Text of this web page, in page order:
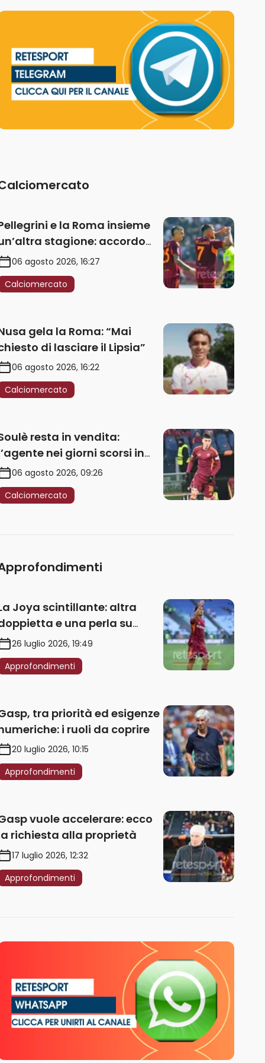
e la Roma insieme
stagione: accordo
rinnovo annuale
06 agosto 2026, 16:27
Calciomercato
gela la Roma: “Mai
di lasciare il Lipsia”
06 agosto 2026, 16:22
Calciomercato
resta in vendita:
nei giorni scorsi in
06 agosto 2026, 09:26
Calciomercato
Joya scintillante: altra
e una perla su
– VIDEO
26 luglio 2026, 19:49
Approfondimenti
tra priorità ed esigenze
i ruoli da coprire
20 luglio 2026, 10:15
Approfondimenti
vuole accelerare: ecco
richiesta alla proprietà
17 luglio 2026, 12:32
Approfondimenti